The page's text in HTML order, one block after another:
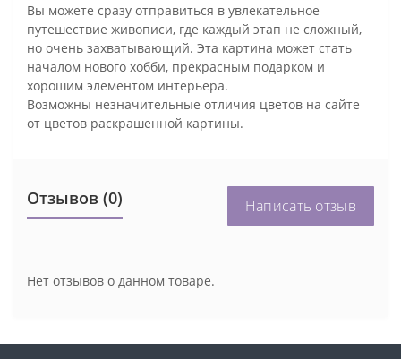
Вы можете сразу отправиться в увлекательное
путешествие живописи, где каждый этап не сложный,
но очень захватывающий. Эта картина может стать
началом нового хобби, прекрасным подарком и
хорошим элементом интерьера.
Возможны незначительные отличия цветов на сайте
от цветов раскрашенной картины.
Отзывов (0) Написать отзыв
Нет отзывов о данном товаре.